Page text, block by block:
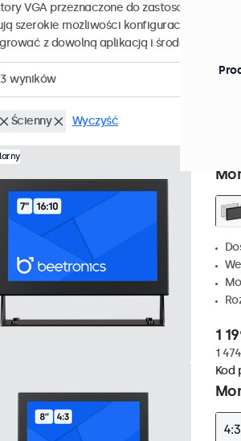
VGA przeznaczone do zastosowań
szerokie możliwości konfiguracji i opcje
z dowolną aplikacją i środowiskiem.
wyników
Ścienny Wyczyść
1
1
Kod